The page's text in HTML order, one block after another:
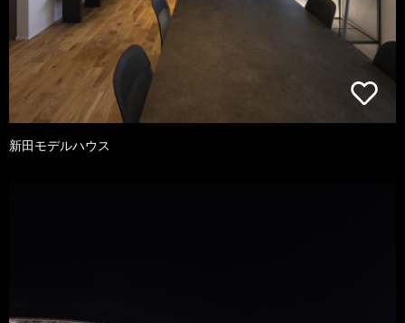
新田モデルハウス